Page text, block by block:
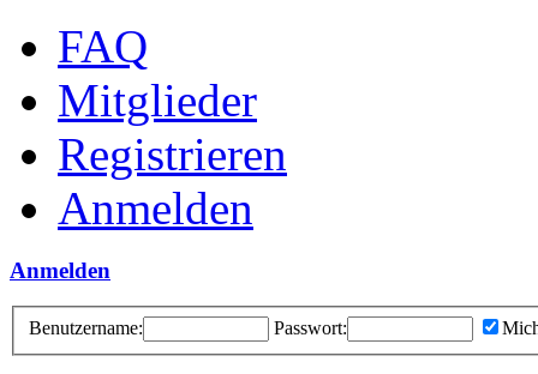
FAQ
Mitglieder
Registrieren
Anmelden
Anmelden
Benutzername: Passwort: